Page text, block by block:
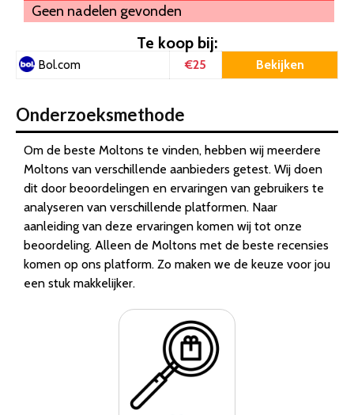
Geen nadelen gevonden
Te koop bij:
Bol.com €25 Bekijken
Onderzoeksmethode
Om de beste Moltons te vinden, hebben wij meerdere
Moltons van verschillende aanbieders getest. Wij doen
dit door beoordelingen en ervaringen van gebruikers te
analyseren van verschillende platformen. Naar
aanleiding van deze ervaringen komen wij tot onze
beoordeling. Alleen de Moltons met de beste recensies
komen op ons platform. Zo maken we de keuze voor jou
een stuk makkelijker.